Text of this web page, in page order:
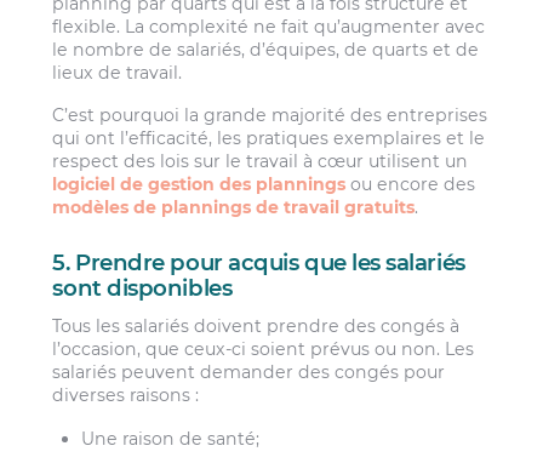
flexible. La complexité ne fait qu’augmenter avec
le nombre de salariés, d’équipes, de quarts et de
lieux de travail.
C’est pourquoi la grande majorité des entreprises
qui ont l’efficacité, les pratiques exemplaires et le
respect des lois sur le travail à cœur utilisent un
logiciel de gestion des plannings ou encore des
modèles de plannings de travail gratuits.
5. Prendre pour acquis que les salariés
sont disponibles
Tous les salariés doivent prendre des congés à
l’occasion, que ceux-ci soient prévus ou non. Les
salariés peuvent demander des congés pour
diverses raisons :
Une raison de santé;